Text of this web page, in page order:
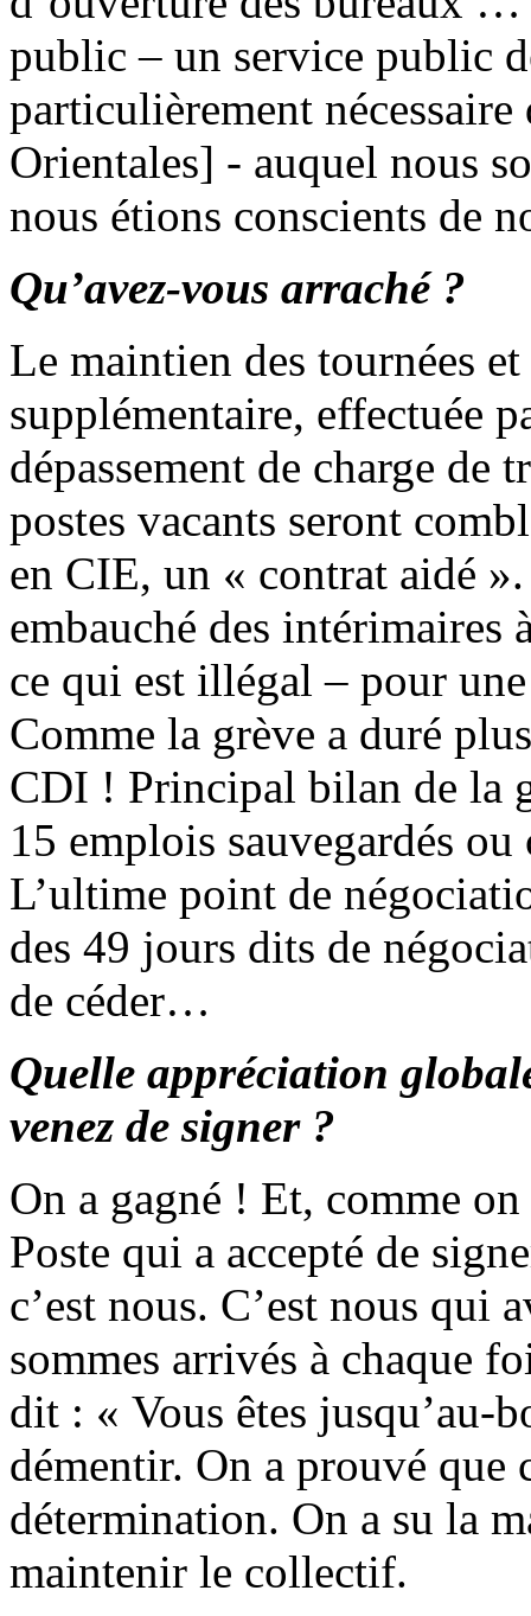
public – un service public
particulièrement nécessaire
Orientales] - auquel nous
nous étions conscients de
Qu’avez-vous arraché ?
Le maintien des tournées
supplémentaire, effectuée
dépassement de charge de
postes vacants seront
en CIE, un « contrat aidé
embauché des intérimaires
ce qui est illégal – pour
Comme la grève a duré
CDI ! Principal bilan de la
15 emplois sauvegardés
L’ultime point de
des 49 jours dits de
de céder…
Quelle appréciation
venez de signer ?
On a gagné ! Et, comme
Poste qui a accepté de
c’est nous. C’est nous qui
sommes arrivés à chaque
dit : « Vous êtes jusqu’au-
démentir. On a prouvé que
détermination. On a su la
maintenir le collectif.